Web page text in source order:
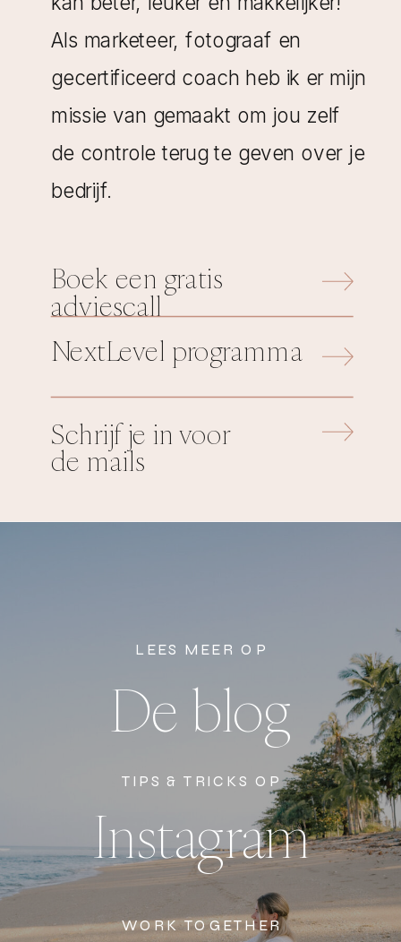
Als marketeer, fotograaf en
gecertificeerd coach heb ik er mijn
missie van gemaakt om jou zelf
de controle terug te geven over je
bedrijf.
Boek een gratis
adviescall
NextLevel programma
Schrijf je in voor
de mails
LEES MEER OP
De blog
TIPS & TRICKS OP
Instagram
WORK TOGETHER